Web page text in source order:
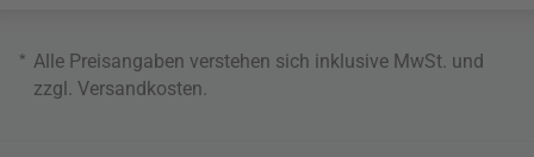
* Alle Preisangaben verstehen sich inklusive MwSt. und
zzgl. Versandkosten